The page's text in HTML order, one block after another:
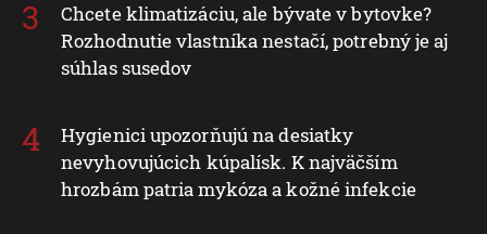
Chcete klimatizáciu, ale bývate v bytovke?
Rozhodnutie vlastníka nestačí, potrebný je aj
súhlas susedov
Hygienici upozorňujú na desiatky
nevyhovujúcich kúpalísk. K najväčším
hrozbám patria mykóza a kožné infekcie